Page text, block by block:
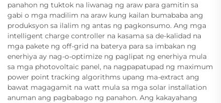
panahon ng tuktok na liwanag ng araw para gamitin sa
gabi o mga madilim na araw kung kailan bumababa ang
produksyon sa ilalim ng antas ng pagkonsumo. Ang mga
intelligent charge controller na kasama sa de-kalidad na
mga pakete ng off-grid na baterya para sa imbakan ng
enerhiya ay nag-o-optimize ng paglipat ng enerhiya mula
sa mga photovoltaic panel, na nagpapatupad ng maximum
power point tracking algorithms upang ma-extract ang
bawat magagamit na watt mula sa mga solar installation
anuman ang pagbabago ng panahon. Ang kakayahang